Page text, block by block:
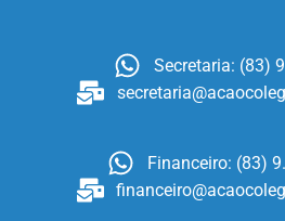
Secretaria: (83)
Financeiro: (83)